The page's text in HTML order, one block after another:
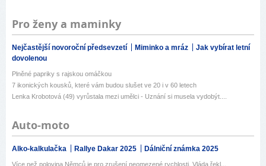
Pro ženy a maminky
Nejčastější novoroční předsevzetí Miminko a mráz
Jak vybírat letní
dovolenou
Plněné papriky s rajskou omáčkou
7 ikonických kousků, které vám budou slušet ve 20 i v 60 letech
Lenka Krobotová (49) vyrůstala mezi umělci - Uznání si musela vydobýt....
Auto-moto
Alko-kalkulačka Rallye Dakar 2025 Dálniční známka 2025
Více než polovina Němců je pro zrušení neomezené rychlosti. Vláda řekl...